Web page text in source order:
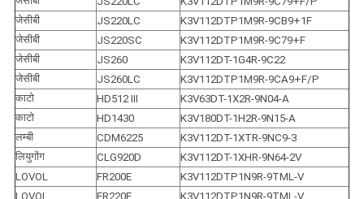
जेसीबी
JS220LC
K3V112DTP1M9R-9CB9+1F
जेसीबी
JS220SC
K3V112DTP1M9R-9C79+F
जेसीबी
JS260
K3V112DT-1G4R-9C22
जेसीबी
JS260LC
K3V112DTP1M9R-9CA9+F/P
काटो
HD512 III
K3V63DT-1X2R-9N04-A
काटो
HD1430
K3V180DT-1H2R-9N15-A
लम्बी
CDM6225
K3V112DT-1XTR-9NC9-3
लियुगोंग
CLG920D
K3V112DT-1XHR-9N64-2V
LOVOL
FR200E
K3V112DTP1N9R-9TML-V
LOVOL
FR220E
K3V112DTP1N9R-9TML-V